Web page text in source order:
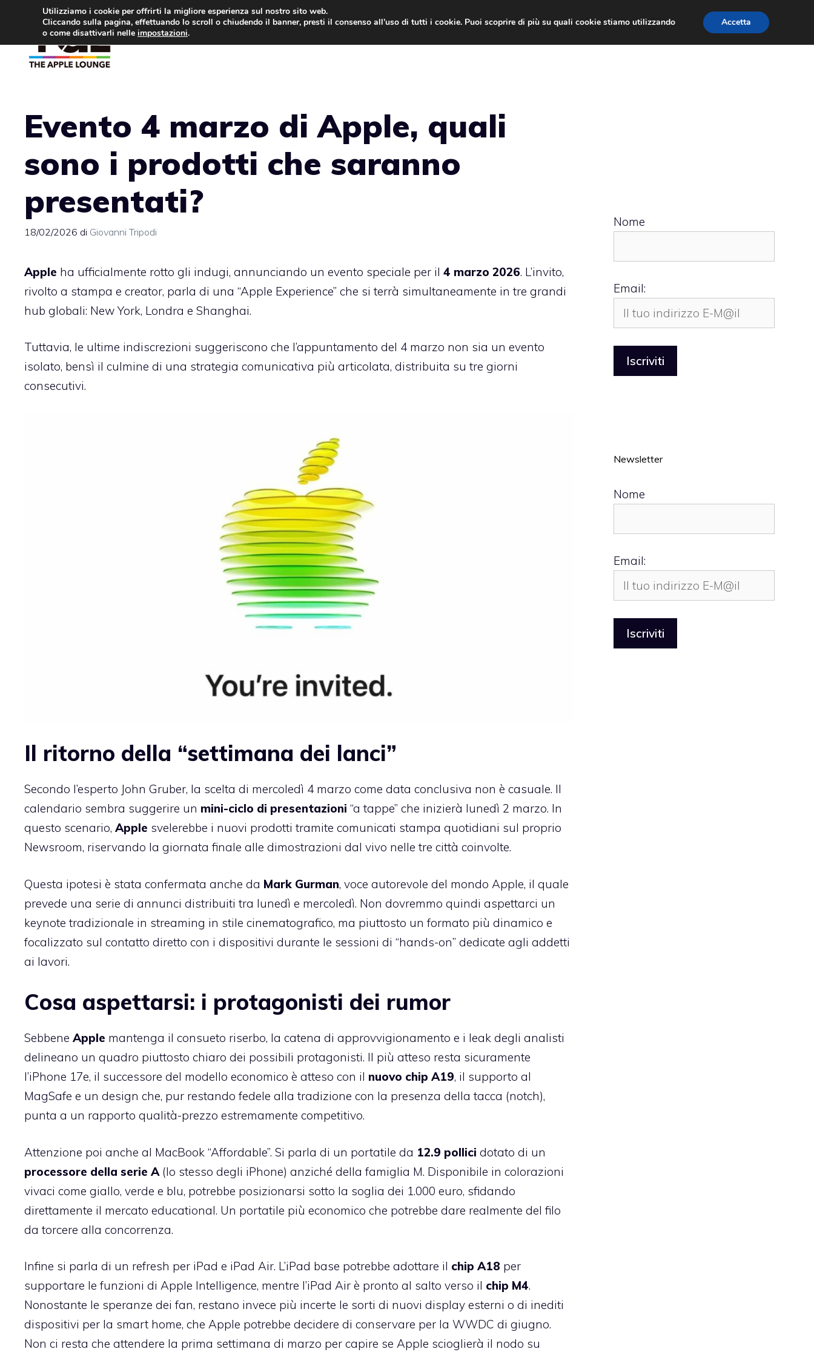
contenuto
Evento 4 marzo di Apple, quali
sono i prodotti che saranno
presentati?
18/02/2026 di Giovanni Tripodi
Apple ha ufficialmente rotto gli indugi, annunciando un evento speciale per il 4 marzo 2026. L’invito,
rivolto a stampa e creator, parla di una “Apple Experience” che si terrà simultaneamente in tre grandi
hub globali: New York, Londra e Shanghai.
Tuttavia, le ultime indiscrezioni suggeriscono che l’appuntamento del 4 marzo non sia un evento
isolato, bensì il culmine di una strategia comunicativa più articolata, distribuita su tre giorni
consecutivi.
Il ritorno della “settimana dei lanci”
Secondo l’esperto John Gruber, la scelta di mercoledì 4 marzo come data conclusiva non è casuale. Il
calendario sembra suggerire un mini-ciclo di presentazioni “a tappe” che inizierà lunedì 2 marzo. In
questo scenario, Apple svelerebbe i nuovi prodotti tramite comunicati stampa quotidiani sul proprio
Newsroom, riservando la giornata finale alle dimostrazioni dal vivo nelle tre città coinvolte.
Questa ipotesi è stata confermata anche da Mark Gurman, voce autorevole del mondo Apple, il quale
prevede una serie di annunci distribuiti tra lunedì e mercoledì. Non dovremmo quindi aspettarci un
keynote tradizionale in streaming in stile cinematografico, ma piuttosto un formato più dinamico e
focalizzato sul contatto diretto con i dispositivi durante le sessioni di “hands-on” dedicate agli addetti
ai lavori.
Cosa aspettarsi: i protagonisti dei rumor
Sebbene Apple mantenga il consueto riserbo, la catena di approvvigionamento e i leak degli analisti
delineano un quadro piuttosto chiaro dei possibili protagonisti. Il più atteso resta sicuramente
l’iPhone 17e, il successore del modello economico è atteso con il nuovo chip A19, il supporto al
MagSafe e un design che, pur restando fedele alla tradizione con la presenza della tacca (notch),
punta a un rapporto qualità-prezzo estremamente competitivo.
Attenzione poi anche al MacBook “Affordable”. Si parla di un portatile da 12.9 pollici dotato di un
processore della serie A (lo stesso degli iPhone) anziché della famiglia M. Disponibile in colorazioni
vivaci come giallo, verde e blu, potrebbe posizionarsi sotto la soglia dei 1.000 euro, sfidando
direttamente il mercato educational. Un portatile più economico che potrebbe dare realmente del filo
da torcere alla concorrenza.
Infine si parla di un refresh per iPad e iPad Air. L’iPad base potrebbe adottare il chip A18 per
supportare le funzioni di Apple Intelligence, mentre l’iPad Air è pronto al salto verso il chip M4.
Nonostante le speranze dei fan, restano invece più incerte le sorti di nuovi display esterni o di inediti
dispositivi per la smart home, che Apple potrebbe decidere di conservare per la WWDC di giugno.
Non ci resta che attendere la prima settimana di marzo per capire se Apple scioglierà il nodo su
Nome
Email:
Newsletter
Nome
Email:
Utilizziamo i cookie per offrirti la migliore esperienza sul nostro sito web.
Cliccando sulla pagina, effettuando lo scroll o chiudendo il banner, presti il consenso all’uso di tutti i cookie. Puoi scoprire di più su quali cookie stiamo utilizzando
o come disattivarli nelle impostazioni.
Accetta